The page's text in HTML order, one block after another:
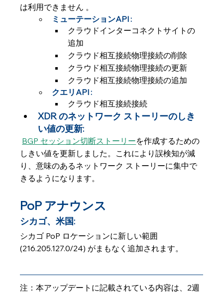
は利用できません 。
ミューテーションAPI :
クラウドインターコネクトサイトの
追加
クラウド相互接続物理接続の削除
クラウド相互接続物理接続の更新
クラウド相互接続物理接続の追加
クエリAPI :
クラウド相互接続接続
XDR のネットワーク ストーリーのしき
い値の更新:
BGP セッション切断ストーリーを作成するための
しきい値を更新しました。これにより誤検知が減
り、意味のあるネットワーク ストーリーに集中で
きるようになります。
PoP アナウンス
シカゴ、米国:
シカゴ PoP ロケーションに新しい範囲
(216.205.127.0/24) がまもなく追加されます。
注：本アップデートに記載されている内容は、2週